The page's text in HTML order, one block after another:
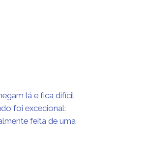
lá e fica difícil
foi excecional:
feita de uma